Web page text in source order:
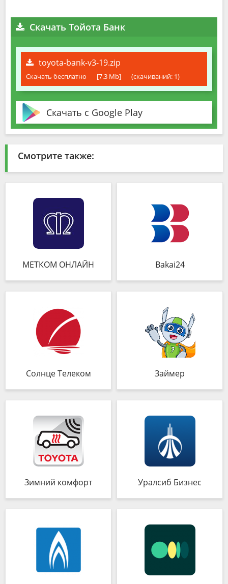
Скачать Тойота Банк
toyota-bank-v3-19.zip
Скачать бесплатно [7.3 Mb] (cкачиваний: 1)
Скачать с Google Play
Смотрите также:
МЕТКОМ ОНЛАЙН Bakai24
Солнце Телеком Займер
Зимний комфорт Уралсиб Бизнес